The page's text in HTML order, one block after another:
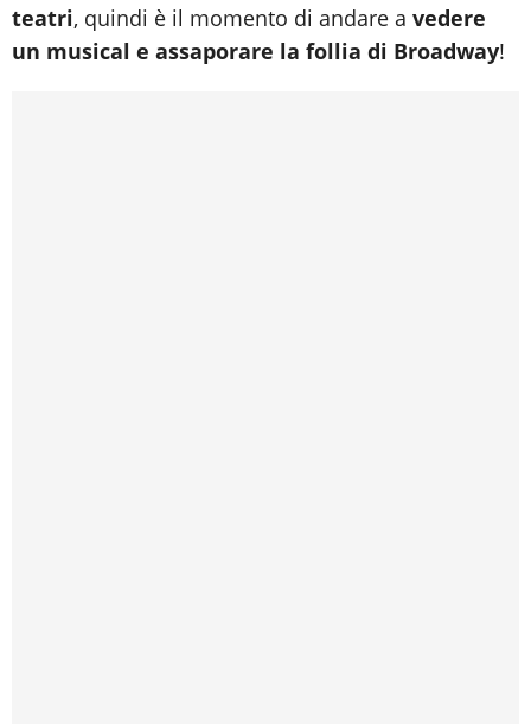
teatri, quindi è il momento di andare a vedere
un musical e assaporare la follia di Broadway!